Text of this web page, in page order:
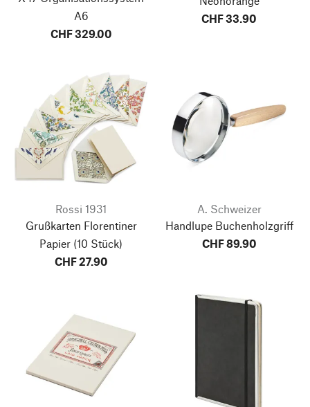
A6
CHF 329.00
CHF 33.90
Rossi 1931
Grußkarten Florentiner
Papier (10 Stück)
CHF 27.90
A. Schweizer
Handlupe Buchenholzgriff
CHF 89.90